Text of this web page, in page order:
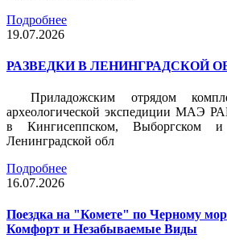
Подробнее
19.07.2026
РАЗВЕДКИ В ЛЕНИНГРАДСКОЙ
Приладожским отрядом
археологической экспедиции МАЭ
в Кингисеппском, Выборгском
Ленинградской обл
Подробнее
16.07.2026
Поездка на "Комете" по Черному
Комфорт и Незабываемые Виды